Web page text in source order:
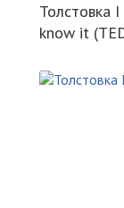
Толстовка
know it